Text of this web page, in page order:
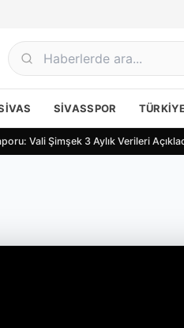
SIVASSPOR
Vali Şimşek 3 Aylık Verileri